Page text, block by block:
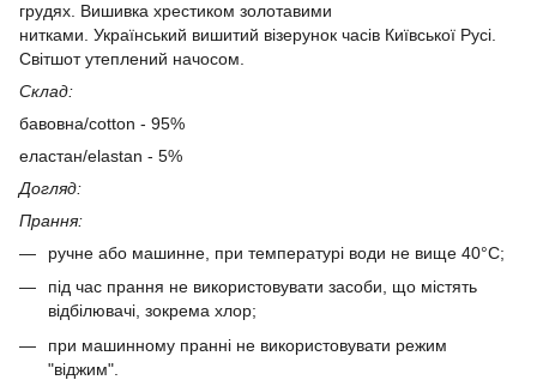
грудях. Вишивка хрестиком золотавими
нитками. Український вишитий візерунок часів Київської Русі.
Світшот утеплений начосом.
Склад:
бавовна/cotton - 95%
еластан/elastan - 5%
Догляд:
Прання:
ручне або машинне, при температурі води не вище 40°C;
під час прання не використовувати засоби, що містять
відбілювачі, зокрема хлор;
​при машинному пранні не використовувати режим
"віджим".